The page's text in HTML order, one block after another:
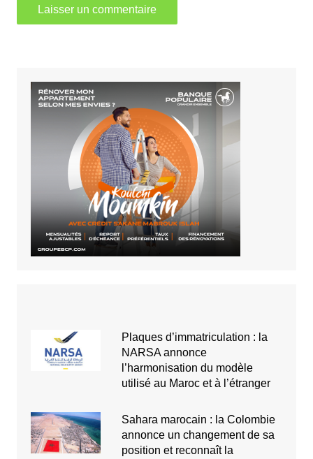
Plaques d’immatriculation : la
NARSA annonce
l’harmonisation du modèle
utilisé au Maroc et à l’étranger
Sahara marocain : la Colombie
annonce un changement de sa
position et reconnaît la